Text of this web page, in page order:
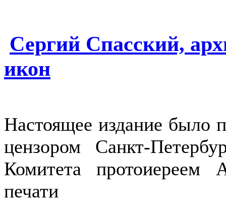
Сергий Спасский,
икон
Настоящее издание было
цензором Санкт-
Комитета
печати